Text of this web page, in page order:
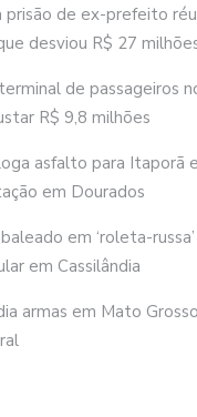
prisão de ex-prefeito
desviou R$ 27
de passageiros
R$ 9,8 milhões
asfalto para Itaporã
em Dourados
em ‘roleta-
em Cassilândia
armas em Mato